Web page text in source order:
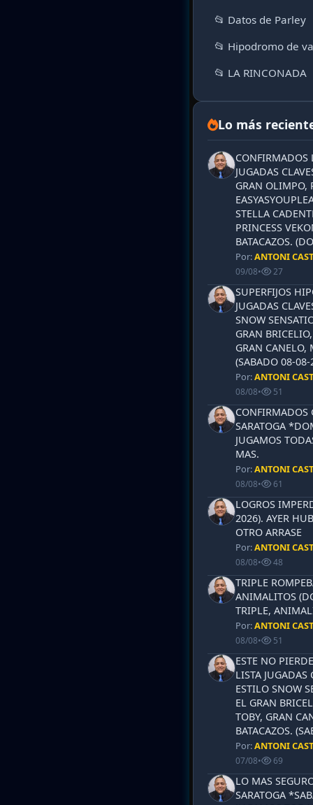
📂 Datos de Parley
📂 Hipodromo de
📂 LA RINCONADA
Lo más
CONFIRMADOS
JUGADAS
GRAN OLIMPO,
STELLA
PRINCESS
BATACAZOS.
Por:ANTONI
09/08• 27
SUPERFIJOS
JUGADAS
SNOW
GRAN
GRAN CANELO,
(SABADO 08-
Por:ANTONI
08/08• 51
CONFIRMADOS
SARATOGA
JUGAMOS
MAS.
Por:ANTONI
08/08• 61
LOGROS
2026). AYER
OTRO ARRASE
Por:ANTONI
08/08• 48
TRIPLE
ANIMALITOS
TRIPLE,
Por:ANTONI
08/08• 51
ESTE NO
LISTA JUGADAS
ESTILO SNOW
EL GRAN
TOBY, GRAN
BATACAZOS.
Por:ANTONI
07/08• 69
LO MAS
SARATOGA